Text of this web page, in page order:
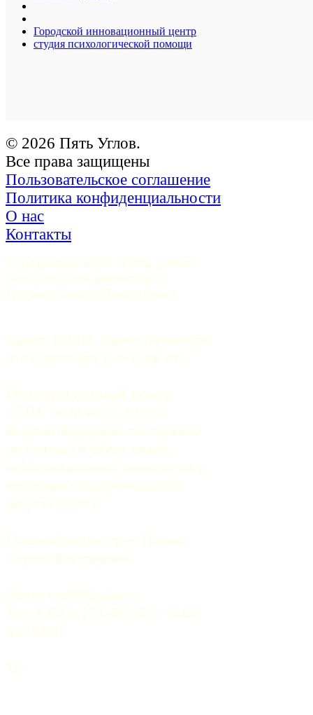
Городской инновационный центр
студия психологической помощи
© 2026 Пять Углов.
Все права защищены
Пользовательское соглашение
Политика конфиденциальности
О нас
Контакты
Учредитель ООО «Пять углов».
Генеральный директор —
Грачев Сергей Викторович
Адрес: 191015, Санкт-Петербург,
9-я Советская, д.4-6, оф.415
Регистрационный номер
СМИ: Эл №ФС77-37070.
Выдано Федеральной службой
по надзору в сфере связи,
информационных технологий и
массовых коммуникаций 06
августа 2009 г.
Главный редактор — Грачев
Сергей Викторович.
Почта: mail@5uglov.ru
Тел. 8 (812) 274-35-25 (c 12.00
до 18.00)
12+